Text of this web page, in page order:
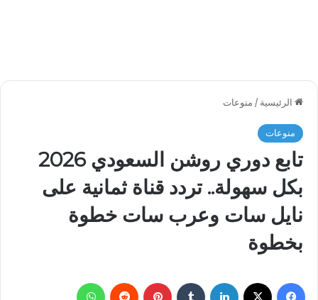
الرئيسية / منوعات
منوعات
تابع دوري روشن السعودي 2026
بكل سهولة.. تردد قناة ثمانية على
نايل سات وعرب سات خطوة
بخطوة
فيسبوك لينكدإن بينتيريست